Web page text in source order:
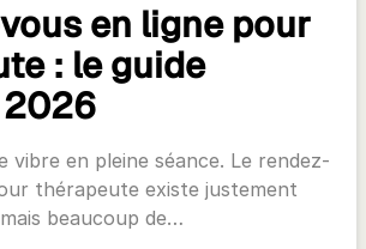
en ligne pour
: le guide
vibre en pleine séance. Le rendez-
thérapeute existe justement
beaucoup de…